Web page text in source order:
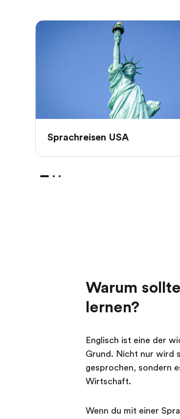
Sprachreisen USA
Warum
lernen?
Englisch ist eine der
Grund. Nicht nur wird
gesprochen, sondern
Wirtschaft.
Wenn du mit einer